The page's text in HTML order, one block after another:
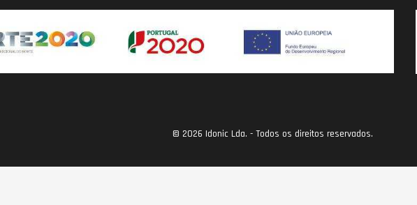
© 2026 Idonic Lda. - Todos os direitos reservados.